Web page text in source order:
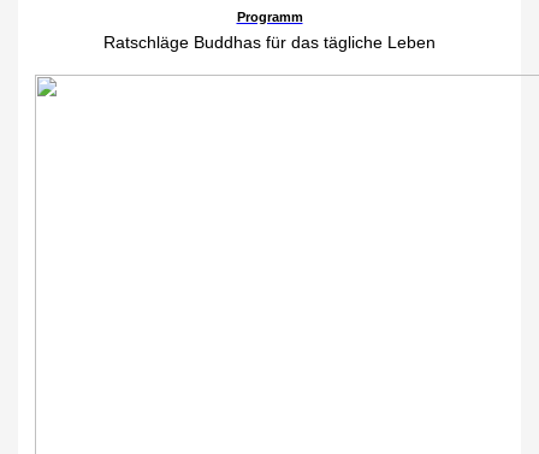
Programm
Ratschläge Buddhas für das tägliche Leben